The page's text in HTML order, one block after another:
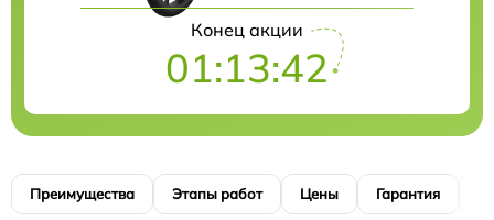
Конец акции
01:13:41
Преимущества Этапы работ Цены Гарантия